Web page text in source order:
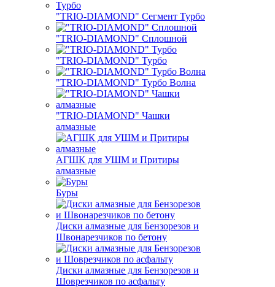
"TRIO-DIAMOND" Сегмент Турбо
"TRIO-DIAMOND" Сплошной
"TRIO-DIAMOND" Турбо
"TRIO-DIAMOND" Турбо Волна
"TRIO-DIAMOND" Чашки
алмазные
АГШК для УШМ и Притиры
алмазные
Буры
Диски алмазные для Бензорезов и
Швонарезчиков по бетону
Диски алмазные для Бензорезов и
Шоврезчиков по асфальту